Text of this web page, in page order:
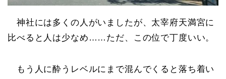
神社には多くの人がいましたが、太宰府天満宮に
比べると人は少なめ……ただ、この位で丁度いい。
もう人に酔うレベルにまで混んでくると落ち着い